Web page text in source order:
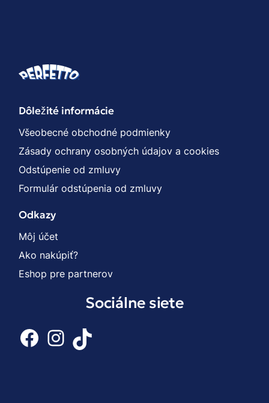
Dôležité informácie
Všeobecné obchodné podmienky
Zásady ochrany osobných údajov a cookies
Odstúpenie od zmluvy
Formulár odstúpenia od zmluvy
Odkazy
Môj účet
Ako nakúpiť?
Eshop pre partnerov
Sociálne siete
Facebook
Instagram
TikTok